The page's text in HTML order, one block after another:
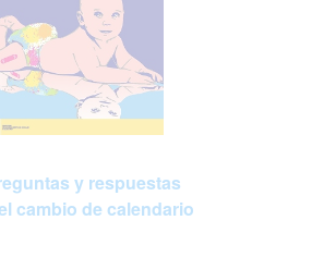
y respuestas
cambio de calendario